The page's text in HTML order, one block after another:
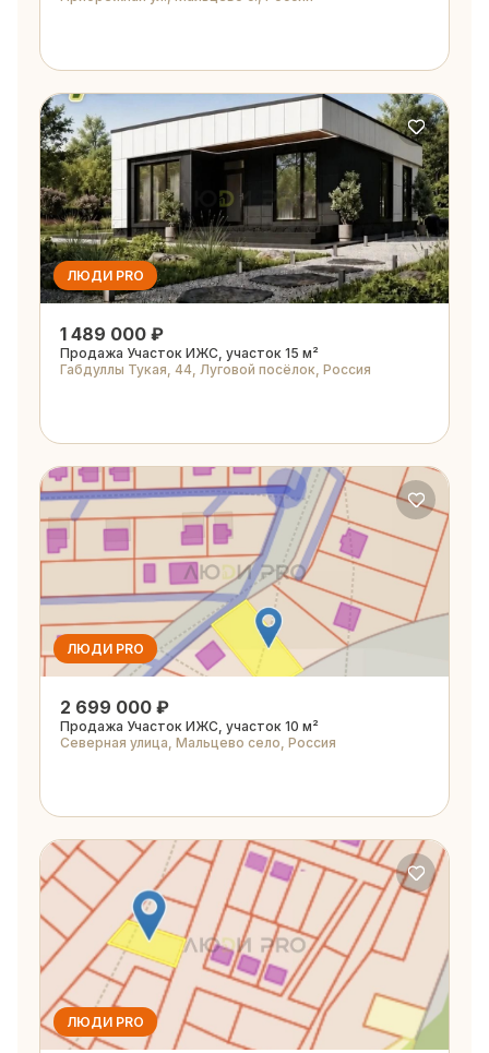
ЛЮДИ PRO
1 489 000 ₽
Продажа Участок ИЖС, участок 15 м²
Габдуллы Тукая, 44, Луговой посёлок, Россия
ЛЮДИ PRO
2 699 000 ₽
Продажа Участок ИЖС, участок 10 м²
Северная улица, Мальцево село, Россия
ЛЮДИ PRO